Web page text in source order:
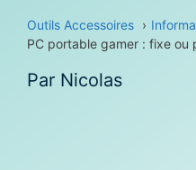
Outils Accessoires
PC portable gamer : fixe ou
Par Nicolas